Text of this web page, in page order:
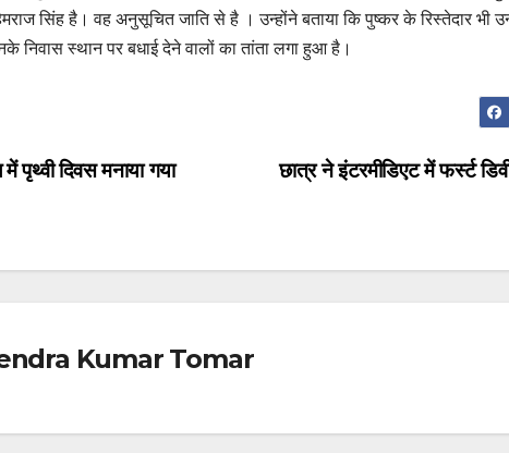
सिंह है। वह अनुसूचित जाति से है । उन्होंने बताया कि पुष्कर के रिस्तेदार भी
निवास स्थान पर बधाई देने वालों का तांता लगा हुआ है।
छात्र ने इंटरमीडिएट में फर्स्ट
दिवस मनाया गया
Kumar Tomar